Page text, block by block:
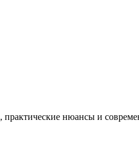
практические нюансы и